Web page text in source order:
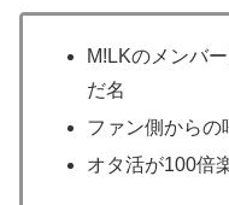
M!LKのメンバ
だ名
ファン側からの
オタ活が100倍